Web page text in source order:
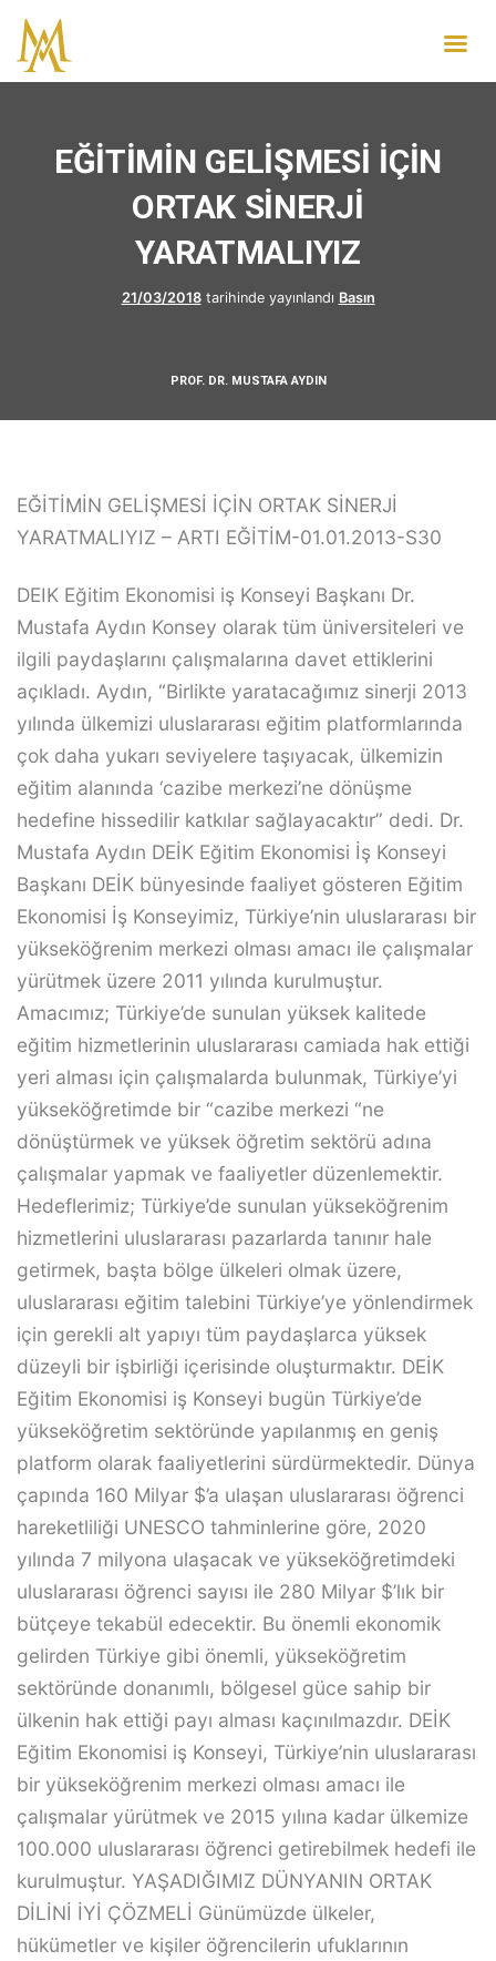
EĞİTİMİN GELİŞMESİ İÇİN
ORTAK SİNERJİ
YARATMALIYIZ
21/03/2018tarihinde yayınlandı Basın
PROF. DR. MUSTAFA AYDIN
EĞİTİMİN GELİŞMESİ İÇİN ORTAK SİNERJİ
YARATMALIYIZ – ARTI EĞİTİM-01.01.2013-S30
DEIK Eğitim Ekonomisi iş Konseyi Başkanı Dr.
Mustafa Aydın Konsey olarak tüm üniversiteleri ve
ilgili paydaşlarını çalışmalarına davet ettiklerini
açıkladı. Aydın, “Birlikte yaratacağımız sinerji 2013
yılında ülkemizi uluslararası eğitim platformlarında
çok daha yukarı seviyelere taşıyacak, ülkemizin
eğitim alanında ‘cazibe merkezi’ne dönüşme
hedefine hissedilir katkılar sağlayacaktır” dedi. Dr.
Mustafa Aydın DEİK Eğitim Ekonomisi İş Konseyi
Başkanı DEİK bünyesinde faaliyet gösteren Eğitim
Ekonomisi İş Konseyimiz, Türkiye’nin uluslararası bir
yükseköğrenim merkezi olması amacı ile çalışmalar
yürütmek üzere 2011 yılında kurulmuştur.
Amacımız; Türkiye’de sunulan yüksek kalitede
eğitim hizmetlerinin uluslararası camiada hak ettiği
yeri alması için çalışmalarda bulunmak, Türkiye’yi
yükseköğretimde bir “cazibe merkezi “ne
dönüştürmek ve yüksek öğretim sektörü adına
çalışmalar yapmak ve faaliyetler düzenlemektir.
Hedeflerimiz; Türkiye’de sunulan yükseköğrenim
hizmetlerini uluslararası pazarlarda tanınır hale
getirmek, başta bölge ülkeleri olmak üzere,
uluslararası eğitim talebini Türkiye’ye yönlendirmek
için gerekli alt yapıyı tüm paydaşlarca yüksek
düzeyli bir işbirliği içerisinde oluşturmaktır. DEİK
Eğitim Ekonomisi iş Konseyi bugün Türkiye’de
yükseköğretim sektöründe yapılanmış en geniş
platform olarak faaliyetlerini sürdürmektedir. Dünya
çapında 160 Milyar $’a ulaşan uluslararası öğrenci
hareketliliği UNESCO tahminlerine göre, 2020
yılında 7 milyona ulaşacak ve yükseköğretimdeki
uluslararası öğrenci sayısı ile 280 Milyar $’lık bir
bütçeye tekabül edecektir. Bu önemli ekonomik
gelirden Türkiye gibi önemli, yükseköğretim
sektöründe donanımlı, bölgesel güce sahip bir
ülkenin hak ettiği payı alması kaçınılmazdır. DEİK
Eğitim Ekonomisi iş Konseyi, Türkiye’nin uluslararası
bir yükseköğrenim merkezi olması amacı ile
çalışmalar yürütmek ve 2015 yılına kadar ülkemize
100.000 uluslararası öğrenci getirebilmek hedefi ile
kurulmuştur. YAŞADIĞIMIZ DÜNYANIN ORTAK
DİLİNİ İYİ ÇÖZMELİ Günümüzde ülkeler,
hükümetler ve kişiler öğrencilerin ufuklarının